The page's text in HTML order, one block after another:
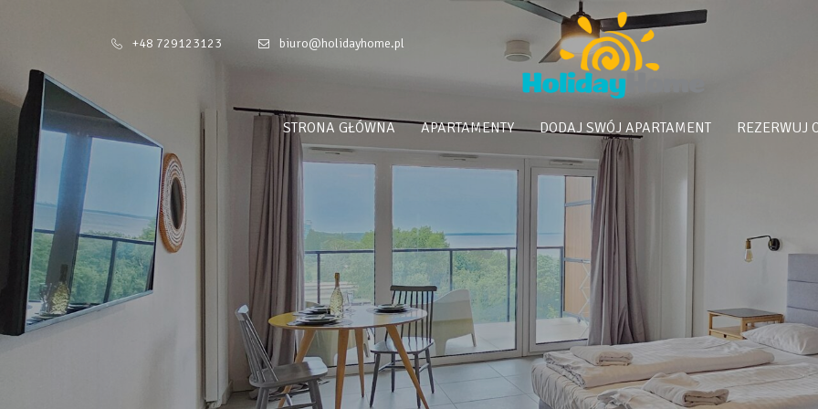
+48 729123123 biuro@holidayhome.pl
STRONA GŁÓWNA APARTAMENTY DODAJ SWÓJ APARTAMENT REZERWUJ